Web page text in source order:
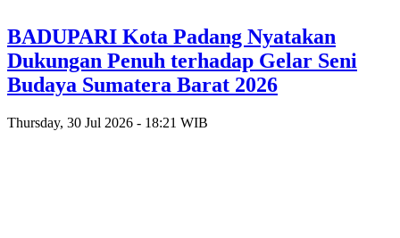
BADUPARI Kota Padang Nyatakan
Dukungan Penuh terhadap Gelar Seni
Budaya Sumatera Barat 2026
Thursday, 30 Jul 2026 - 18:21 WIB